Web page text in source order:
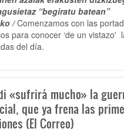
“begiratu batean”
/Comenzamos con las
para conocer ‘de un vistazo'
del día.
«sufrirá mucho» la
que ya frena las
(El Correo)